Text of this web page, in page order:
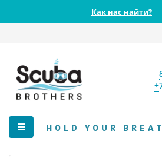
Как нас найти?
HOLD YOUR